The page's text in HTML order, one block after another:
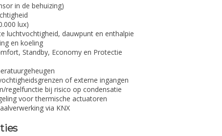
in de behuizing)
lux)
luchtvochtigheid, dauwpunt en enthalpie
en koeling
Standby, Economy en Protectie
of externe ingangen
regelfunctie bij risico op condensatie
voor thermische actuatoren
via KNX